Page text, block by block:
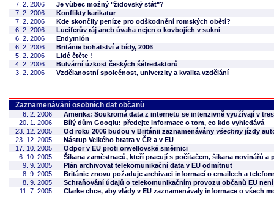
7. 2. 2006
Je vůbec možný "židovský stát"?
7. 2. 2006
Konflikty karikatur
7. 2. 2006
Kde skončily peníze pro odškodnění romských obětí?
6. 2. 2006
Luciferův ráj aneb úvaha nejen o kovbojích v sukni
6. 2. 2006
Endymión
6. 2. 2006
Británie bohatství a bídy, 2006
5. 2. 2006
Lidé čtěte !
4. 2. 2006
Bulvární úzkost českých šéfredaktorů
3. 2. 2006
Vzdělanostní společnost, univerzity a kvalita vzdělání
Zaznamenávání osobních dat občanů
6. 2. 2006
Amerika: Soukromá data z internetu se intenzivně využívají v
20. 1. 2006
Bílý dům Googlu: předejte informace o tom, co kdo vyhledává
23. 12. 2005
Od roku 2006 budou v Británii zaznamenávány všechnyjízdy
23. 12. 2005
Nástup Velkého bratra v ČR a v EU
17. 10. 2005
Odpor v EU proti orwellovské směrnici
6. 10. 2005
Šikana zaměstnaců, kteří pracují s počítačem, šikana novinářů
9. 9. 2005
Plán archivovat telekomunikační data v EU odmítnut
8. 9. 2005
Británie znovu požaduje archivaci informací o emailech a
8. 9. 2005
Schraňování údajů o telekomunikačním provozu občanů EU
11. 7. 2005
Clarke chce, aby vlády v EU zaznamenávaly informace o všech